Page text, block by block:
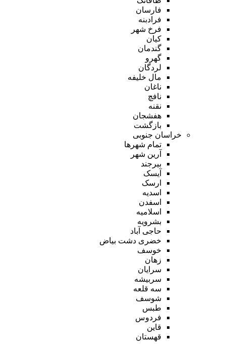
فارسان
فرادبنه
فرخ شهر
کیان
گندمان
گهرو
لردگان
مال خلیفه
ناغان
نافچ
نقنه
هفشجان
بازگشت
خراسان جنوبی
تمام شهر‌ها
آرین شهر
بیرجند
آیسک
ارسک
اسدیه
اسفدن
اسلامیه
بشرویه
حاجی آباد
خضری دشت بیاض
خوسف
زهان
سرایان
سربیشه
سه قلعه
شوسف
طبس
فردوس
قاین
قهستان